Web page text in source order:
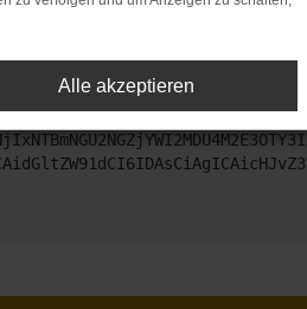
Du kannst uns diesen Text
Alle akzeptieren